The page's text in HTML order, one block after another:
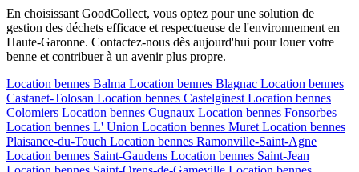
En choisissant GoodCollect, vous optez pour une solution de
gestion des déchets efficace et respectueuse de l'environnement en
Haute-Garonne. Contactez-nous dès aujourd'hui pour louer votre
benne et contribuer à un avenir plus propre.
Location bennes Balma Location bennes Blagnac Location bennes
Castanet-Tolosan Location bennes Castelginest Location bennes
Colomiers Location bennes Cugnaux Location bennes Fonsorbes
Location bennes L' Union Location bennes Muret Location bennes
Plaisance-du-Touch Location bennes Ramonville-Saint-Agne
Location bennes Saint-Gaudens Location bennes Saint-Jean